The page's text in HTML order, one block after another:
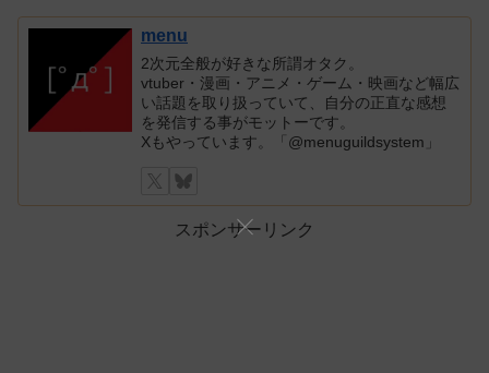
menu
2次元全般が好きな所謂オタク。
vtuber・漫画・アニメ・ゲーム・映画など幅広
い話題を取り扱っていて、自分の正直な感想
を発信する事がモットーです。
Xもやっています。「@menuguildsystem」
スポンサーリンク